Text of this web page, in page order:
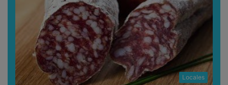
Locales